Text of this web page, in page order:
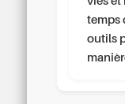
temps
outils